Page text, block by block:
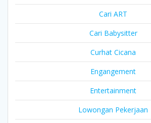
Cari ART
Cari Babysitter
Curhat Cicana
Engangement
Entertainment
Lowongan Pekerjaan